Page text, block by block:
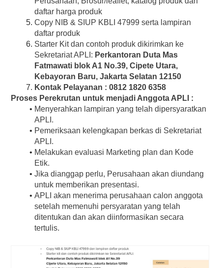
daftar harga produk
Copy NIB & SIUP KBLI 47999 serta lampiran
daftar produk
Starter Kit dan contoh produk dikirimkan ke
Sekretariat APLI: Perkantoran Duta Mas
Fatmawati blok A1 No.39, Cipete Utara,
Kebayoran Baru, Jakarta Selatan 12150
Kontak Pelayanan : 0812 1820 6358
Proses Perekrutan untuk menjadi Anggota APLI :
Menyerahkan lampiran yang telah dipersyaratkan
APLI.
Pemeriksaan kelengkapan berkas di Sekretariat
APLI.
Melakukan evaluasi Marketing plan dan Kode
Etik.
Jika dianggap perlu, Perusahaan akan diundang
untuk memberikan presentasi.
APLI akan menerima perusahaan calon anggota
setelah memenuhi persyaratan yang telah
ditentukan dan akan diinformasikan secara
tertulis.